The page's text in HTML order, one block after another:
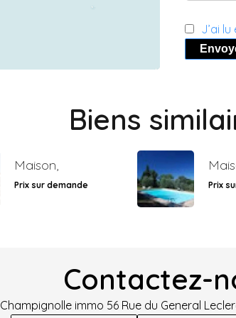
J’ai
Biens
Maison,
Prix sur demande Prix
Contactez-
Champignolle immo 56 Rue du General